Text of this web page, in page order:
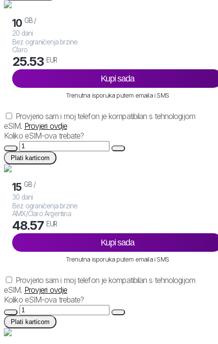
10 GB /
20 dani
Bez ograničenja brzine
Claro
25.53 EUR
Kupi sada
Trenutna isporuka putem emaila i SMS
Provjerio sam i moj telefon je kompatibilan s tehnologijom
eSIM. Provjeri ovdje
Koliko eSIM-ova trebate?
Plati karticom
15 GB /
30 dani
Bez ograničenja brzine
AMX/Claro Argentina
48.57 EUR
Kupi sada
Trenutna isporuka putem emaila i SMS
Provjerio sam i moj telefon je kompatibilan s tehnologijom
eSIM. Provjeri ovdje
Koliko eSIM-ova trebate?
Plati karticom